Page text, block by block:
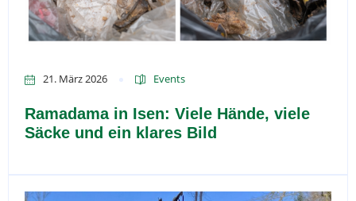
21. März 2026 Events
Ramadama in Isen: Viele Hände, viele
Säcke und ein klares Bild